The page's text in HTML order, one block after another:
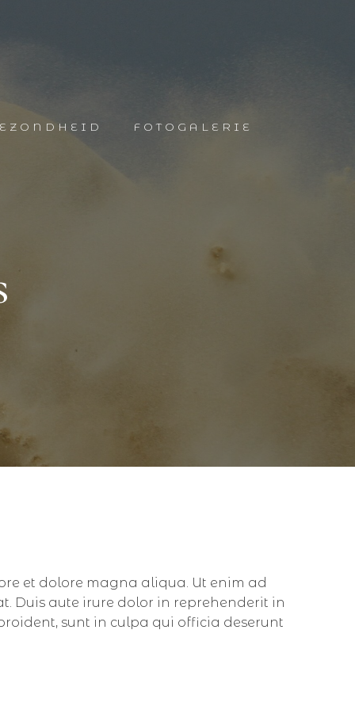
FOTOGALERIE
et dolore magna aliqua. Ut enim ad
Duis aute irure dolor in reprehenderit in
sunt in culpa qui officia deserunt